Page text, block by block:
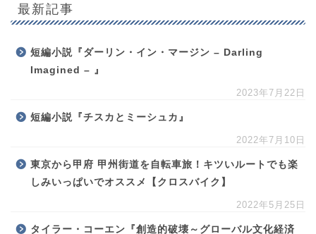
最新記事
短編小説『ダーリン・イン・マージン – Darling
Imagined – 』
2023年7月22日
短編小説『チスカとミーシュカ』
2022年7月10日
東京から甲府 甲州街道を自転車旅！キツいルートでも楽
しみいっぱいでオススメ【クロスバイク】
2022年5月25日
タイラー・コーエン『創造的破壊～グローバル文化経済